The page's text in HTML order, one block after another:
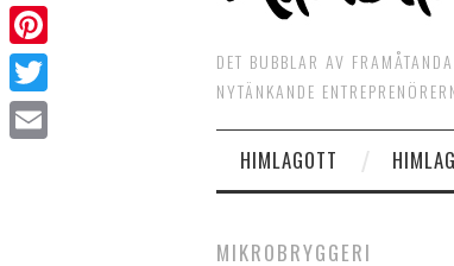
DET BUBBLAR AV
NYTÄNKANDE
HIMLAGOTT
MIKROBRYGGERI
Facebook
Pinterest
Twitter